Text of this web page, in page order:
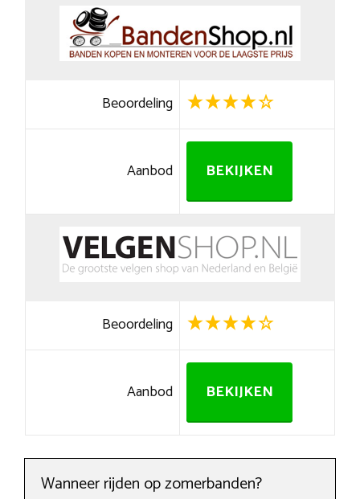
Beoordeling
Aanbod BEKIJKEN
Beoordeling
Aanbod BEKIJKEN
Wanneer rijden op zomerbanden?